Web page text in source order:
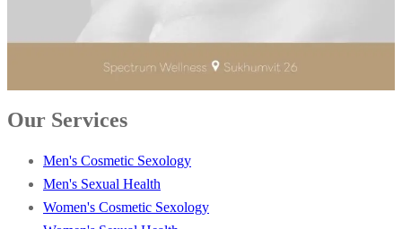
Our Services
Men's Cosmetic Sexology
Men's Sexual Health
Women's Cosmetic Sexology